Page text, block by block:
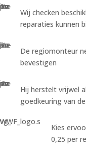
Wij checken
reparaties kunnen
De regiomonteur
bevestigen
Hij herstelt vrijwel
goedkeuring van
Kies
0,25 per